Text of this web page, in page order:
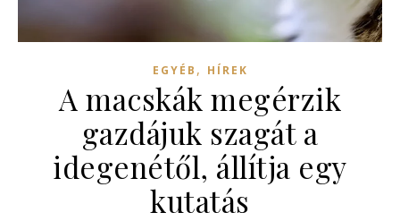
EGYÉB , HÍREK
A macskák megérzik
gazdájuk szagát a
idegenétől, állítja egy
kutatás